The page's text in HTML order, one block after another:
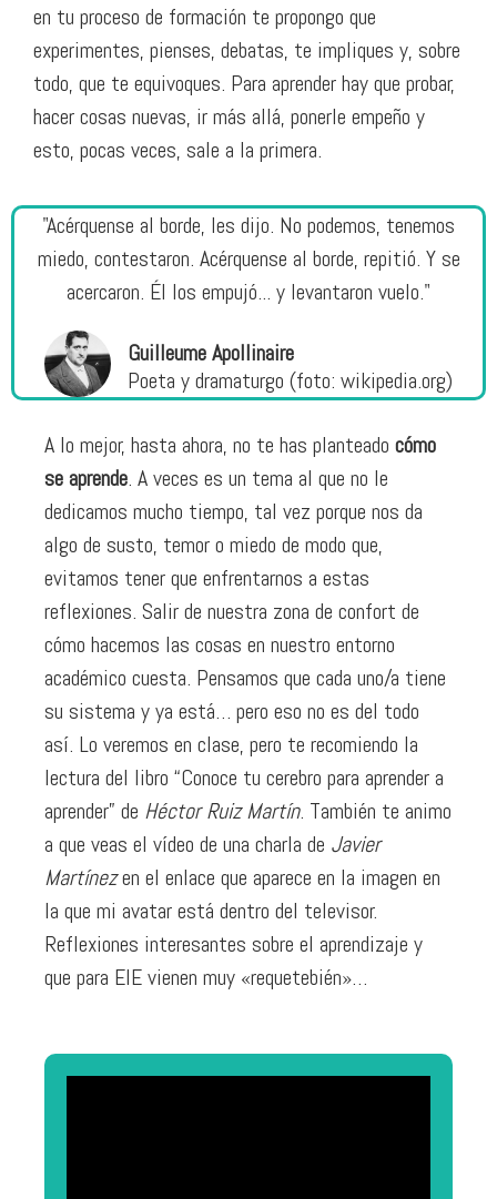
en tu proceso de formación te propongo que
experimentes, pienses, debatas, te impliques y, sobre
todo, que te equivoques. Para aprender hay que probar,
hacer cosas nuevas, ir más allá, ponerle empeño y
esto, pocas veces, sale a la primera.
"Acérquense al borde, les dijo. No podemos, tenemos
miedo, contestaron. Acérquense al borde, repitió. Y se
acercaron. Él los empujó... y levantaron vuelo."
Guilleume Apollinaire
Poeta y dramaturgo (foto: wikipedia.org)
A lo mejor, hasta ahora, no te has planteado cómo
se aprende. A veces es un tema al que no le
dedicamos mucho tiempo, tal vez porque nos da
algo de susto, temor o miedo de modo que,
evitamos tener que enfrentarnos a estas
reflexiones. Salir de nuestra zona de confort de
cómo hacemos las cosas en nuestro entorno
académico cuesta. Pensamos que cada uno/a tiene
su sistema y ya está… pero eso no es del todo
así. Lo veremos en clase, pero te recomiendo la
lectura del libro “Conoce tu cerebro para aprender a
aprender” de Héctor Ruiz Martín. También te animo
a que veas el vídeo de una charla de Javier
Martínezen el enlace que aparece en la imagen en
la que mi avatar está dentro del televisor.
Reflexiones interesantes sobre el aprendizaje y
que para EIE vienen muy «requetebién»…